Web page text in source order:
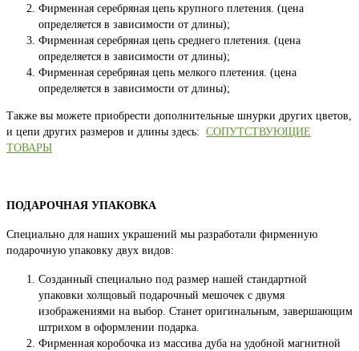
Фирменная серебряная цепь крупного плетения. (цена
определяется в зависимости от длины);
Фирменная серебряная цепь среднего плетения. (цена
определяется в зависимости от длины);
Фирменная серебряная цепь мелкого плетения. (цена
определяется в зависимости от длины);
Также вы можете приобрести дополнительные шнурки других цветов,
и цепи других размеров и длины здесь: СОПУТСТВУЮЩИЕ
ТОВАРЫ
ПОДАРОЧНАЯ УПАКОВКА
Специально для наших украшений мы разработали фирменную
подарочную упаковку двух видов:
Созданный специально под размер нашей стандартной
упаковки холщовый подарочный мешочек с двумя
изображениями на выбор. Станет оригинальным, завершающим
штрихом в оформлении подарка.
Фирменная коробочка из массива дуба на удобной магнитной